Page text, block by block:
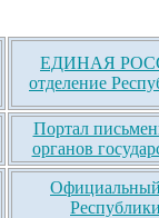
ЕДИНАЯ
отделение
Портал
органов
Официальный